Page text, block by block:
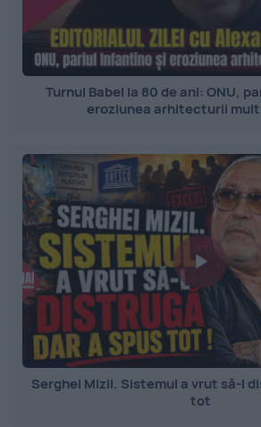
Turnul Babel la 80 de ani: ONU,
eroziunea arhitecturii
Serghei Mizil. Sistemul a vrut să-l
tot